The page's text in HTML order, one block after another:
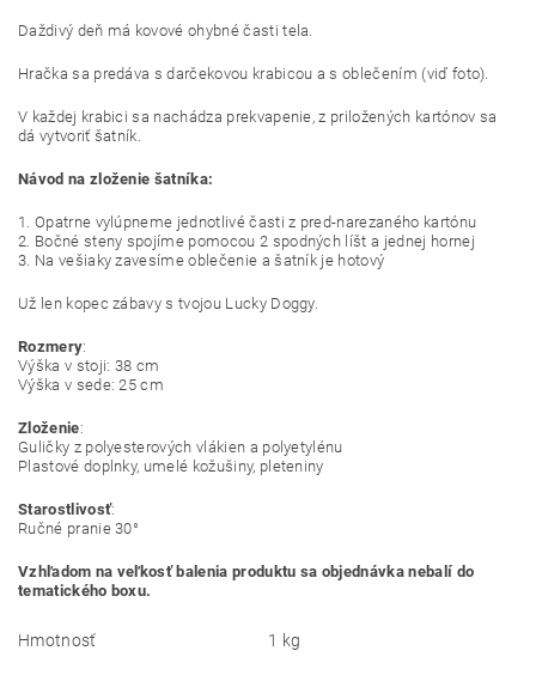
Daždivý deň má kovové ohybné časti tela.
Hračka sa predáva s darčekovou krabicou a s oblečením (viď foto).
V každej krabici sa nachádza prekvapenie, z priložených kartónov sa
dá vytvoriť šatník.
Návod na zloženie šatníka:
1. Opatrne vylúpneme jednotlivé časti z pred-narezaného kartónu
2. Bočné steny spojíme pomocou 2 spodných líšt a jednej hornej
3. Na vešiaky zavesíme oblečenie a šatník je hotový
Už len kopec zábavy s tvojou Lucky Doggy.
Rozmery:
Výška v stoji: 38 cm
Výška v sede: 25 cm
Zloženie:
Guličky z polyesterových vlákien a polyetylénu
Plastové doplnky, umelé kožušiny, pleteniny
Starostlivosť:
Ručné pranie 30°
Vzhľadom na veľkosť balenia produktu sa objednávka nebalí do
tematického boxu.
Hmotnosť 1 kg